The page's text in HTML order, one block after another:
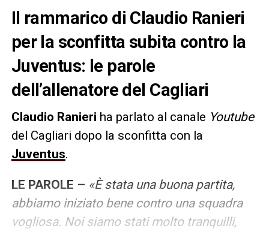
Il rammarico di Claudio Ranieri
per la sconfitta subita contro la
Juventus: le parole
dell’allenatore del Cagliari
Claudio Ranieri ha parlato al canale Youtube
del Cagliari dopo la sconfitta con la
Juventus.
LE PAROLE – «È stata una buona partita,
abbiamo iniziato bene contro una squadra
vogliosa. Noi siamo stati molto tranquilli,